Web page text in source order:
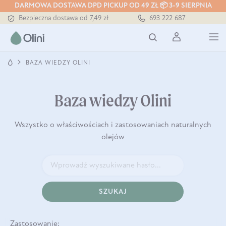
DARMOWA DOSTAWA DPD PICKUP OD 49 ZŁ 📦 3-9 SIERPNIA
Tłoczony zawsze na zimno
Bezpieczna dostawa od 7,49 zł
Tłoczony zawsze na zimno
693 222 687
BAZA WIEDZY OLINI
Baza wiedzy Olini
Wszystko o właściwościach i zastosowaniach naturalnych
olejów
SZUKAJ
Zastosowanie: